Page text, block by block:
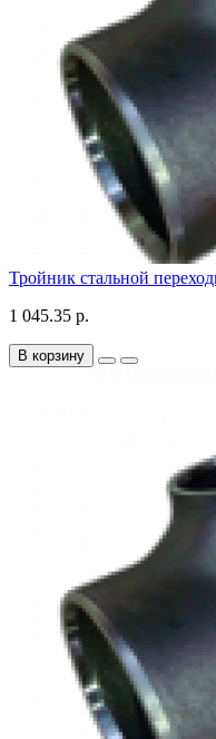
Тройник стальной
1 045.35 р.
В корзину